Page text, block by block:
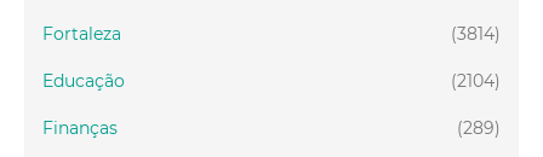
(3814)
Fortaleza
(2104)
Educação
(289)
Finanças